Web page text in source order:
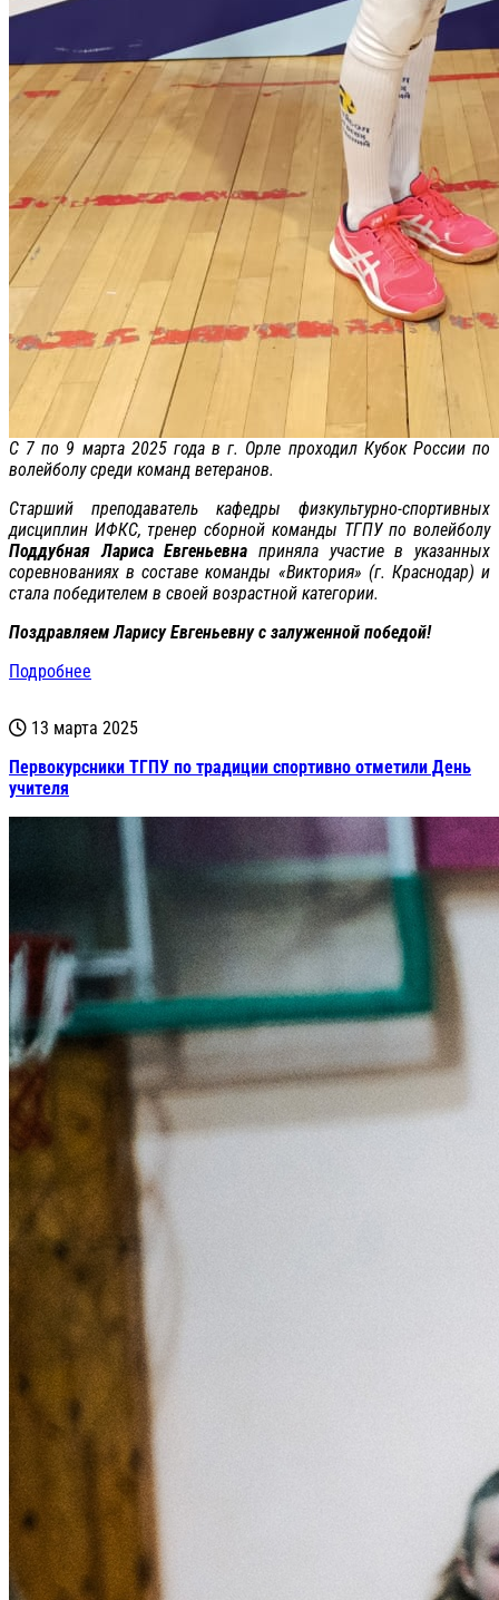
С 7 по 9 марта 2025 года в г. Орле проходил Кубок России по
волейболу среди команд ветеранов.
Старший преподаватель кафедры физкультурно-спортивных
дисциплин ИФКС, тренер сборной команды ТГПУ по волейболу
Поддубная Лариса Евгеньевна приняла участие в указанных
соревнованиях в составе команды «Виктория» (г. Краснодар) и
стала победителем в своей возрастной категории.
ПоздравляемЛарису Евгеньевну с залуженной победой!
Подробнее
13 марта 2025
Первокурсники ТГПУ по традиции спортивно отметили День
учителя